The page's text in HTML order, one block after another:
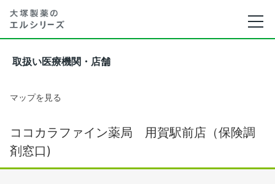
取扱い医療機関・店舗
マップを見る
ココカラファイン薬局 用賀駅前店（保険調
剤窓口)